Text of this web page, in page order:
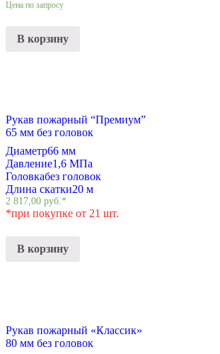
Цена по запросу
В корзину
Рукав пожарный “Премиум”
65 мм без головок
Диаметр66 мм
Давление1,6 МПа
Головкабез головок
Длина скатки20 м
2 817,00 руб.*
*при покупке от 21 шт.
В корзину
Рукав пожарный «Классик»
80 мм без головок